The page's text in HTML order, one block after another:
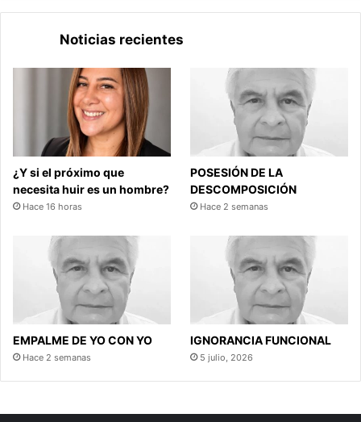
Noticias recientes
¿Y si el próximo que
necesita huir es un hombre?
Hace 16 horas
POSESIÓN DE LA
DESCOMPOSICIÓN
Hace 2 semanas
EMPALME DE YO CON YO
Hace 2 semanas
IGNORANCIA FUNCIONAL
5 julio, 2026